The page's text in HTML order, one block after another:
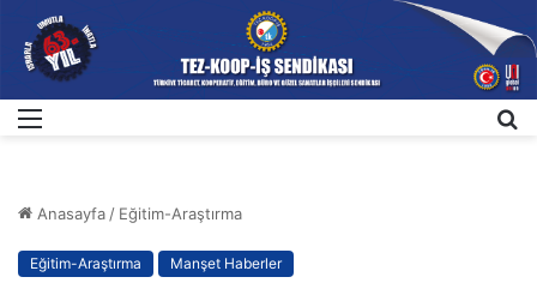
Anasayfa/ Eğitim-Araştırma
Eğitim-Araştırma Manşet Haberler